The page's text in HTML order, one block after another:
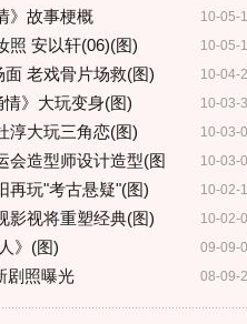
10-05-
》故事梗概
10-05-
照 安以轩(06)(图)
10-04-
老戏骨片场救(图)
10-03-
》大玩变身(图)
10-03-
淳大玩三角恋(图)
10-03-
会造型师设计造型(图
10-02-
再玩"考古悬疑"(图)
10-02-
影视将重塑经典(图)
09-09-
》(图)
08-09-
剧照曝光